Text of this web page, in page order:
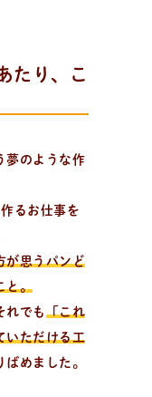
シピ提供、就労支
たり、こ
夢のような作
るお仕事を
が思うパンど
と。
れでも 「これ
いただける工
めました。